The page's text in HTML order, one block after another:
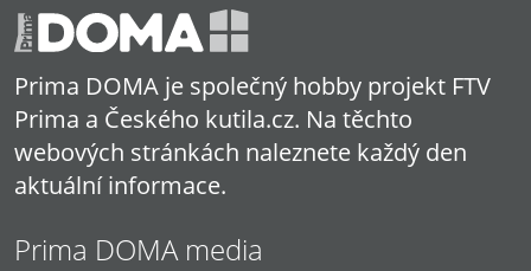
Prima DOMA je společný hobby projekt FTV
Prima a Českého kutila.cz. Na těchto
webových stránkách naleznete každý den
aktuální informace.
Prima DOMA media